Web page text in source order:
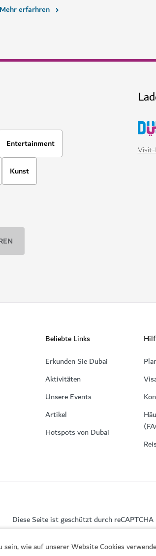
wie auf unserer Website Cookies
Mehr erfarhren
Entertainment
Kunst
Beliebte Links
Erkunden Sie Dubai
Aktivitäten
Unsere Events
Artikel
Hotspots von Dubai
Diese Seite ist geschützt durch reCAPTCHA